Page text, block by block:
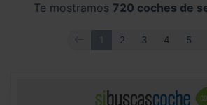
Te mostramos 720 coches de
ANTERIOR
2 3 4 5